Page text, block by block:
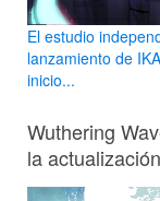
El estudio
lanzamiento de
inicio...
Wuthering
la